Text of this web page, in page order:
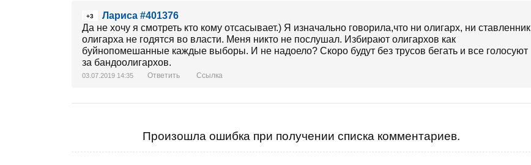
+3
Лариса #401376
Да не хочу я смотреть кто кому отсасывает.) Я изначально говорила,что ни олигарх, ни ставленник
олигарха не годятся во власти. Меня никто не послушал. Избирают олигархов как
буйнопомешанные каждые выборы. И не надоело? Скоро будут без трусов бегать и все голосуют
за бандоолигархов.
03.07.2019 14:35 Ответить Ссылка
Произошла ошибка при получении списка комментариев.